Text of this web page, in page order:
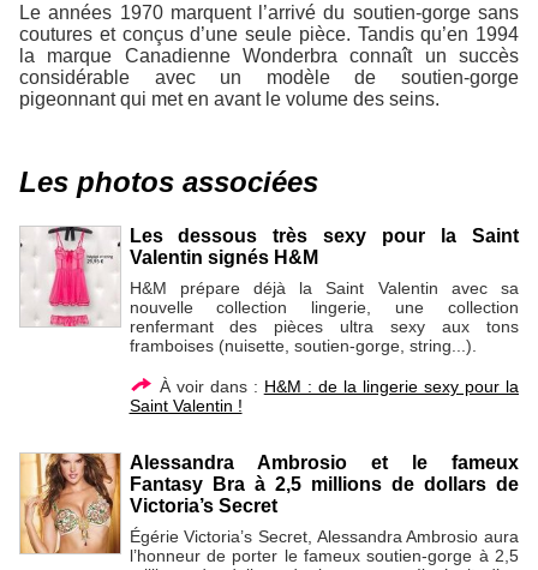
Le années 1970 marquent l’arrivé du soutien-gorge sans
coutures et conçus d’une seule pièce. Tandis qu’en 1994
la marque Canadienne Wonderbra connaît un succès
considérable avec un modèle de soutien-gorge
pigeonnant qui met en avant le volume des seins.
Les photos associées
Les dessous très sexy pour la Saint
Valentin signés H&M
H&M prépare déjà la Saint Valentin avec sa
nouvelle collection lingerie, une collection
renfermant des pièces ultra sexy aux tons
framboises (nuisette, soutien-gorge, string...).
À voir dans : H&M : de la lingerie sexy pour la
Saint Valentin !
Alessandra Ambrosio et le fameux
Fantasy Bra à 2,5 millions de dollars de
Victoria’s Secret
Égérie Victoria’s Secret, Alessandra Ambrosio aura
l’honneur de porter le fameux soutien-gorge à 2,5